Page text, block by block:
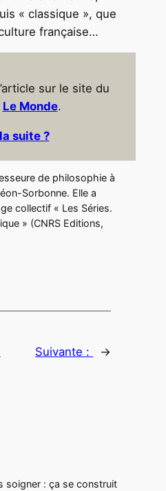
« classique », que
française…
sur le site du
Le Monde.
suite ?
de philosophie à
Sorbonne. Elle a
collectif « Les Séries.
» (CNRS Editions,
Suivante : →
soigner : ça se construit